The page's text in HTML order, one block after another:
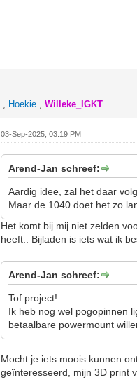
, Hoekie ,Willeke_IGKT
03-Sep-2025, 03:19 PM
Arend-Jan schreef:
Aardig idee, zal het daar
Maar de 1040 doet het zo
Het komt bij mij niet zelden
heeft.. Bijladen is iets wat ik
Arend-Jan schreef:
Tof project!
Ik heb nog wel pogopinnen
betaalbare powermount
Mocht je iets moois kunnen
geïnteresseerd, mijn 3D print